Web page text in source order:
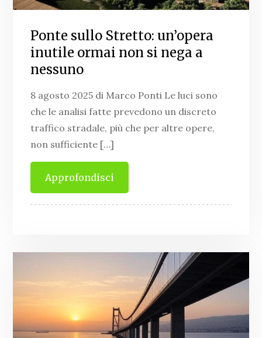
Ponte sullo Stretto: un’opera
inutile ormai non si nega a
nessuno
8 agosto 2025 di Marco Ponti Le luci sono
che le analisi fatte prevedono un discreto
traffico stradale, più che per altre opere,
non sufficiente […]
Approfondisci